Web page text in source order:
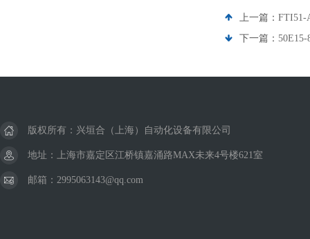
上一篇： FTI51-
下一篇：
版权所有：兴垣合（上海）自动化设备有限公司
地址：上海市嘉定区江桥镇嘉涌路MAX未来4号楼621室
邮箱：2995063143@qq.com